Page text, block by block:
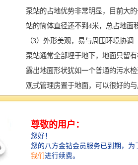
泵站的占地优势非常明显，目前大
站的筒体直径还不到4米，总占地面
（3）外形美观，易与周围环境协调
泵站通常全部埋于地下，地面只留有
露出地面形状犹如一个普通的污水
观式管理房置于地面，可以很好的与
（4）对周围环境影响小
特别是泵站旁边有的酒店，住宅小
时，影响非常小，可减少以后由于
必要麻烦。